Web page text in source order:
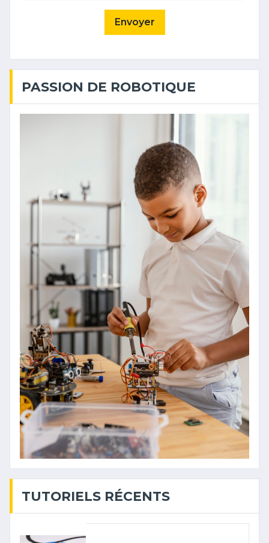
Envoyer
PASSION DE ROBOTIQUE
TUTORIELS RÉCENTS